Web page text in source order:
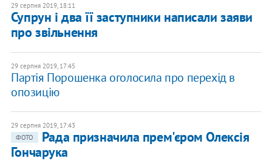
29 серпня 2019, 18:11
Супрун і два її заступники написали заяви
про звільнення
29 серпня 2019, 17:45
Партія Порошенка оголосила про перехід в
опозицію
29 серпня 2019, 17:43
ФОТО
Рада призначила прем'єром Олексія
Гончарука